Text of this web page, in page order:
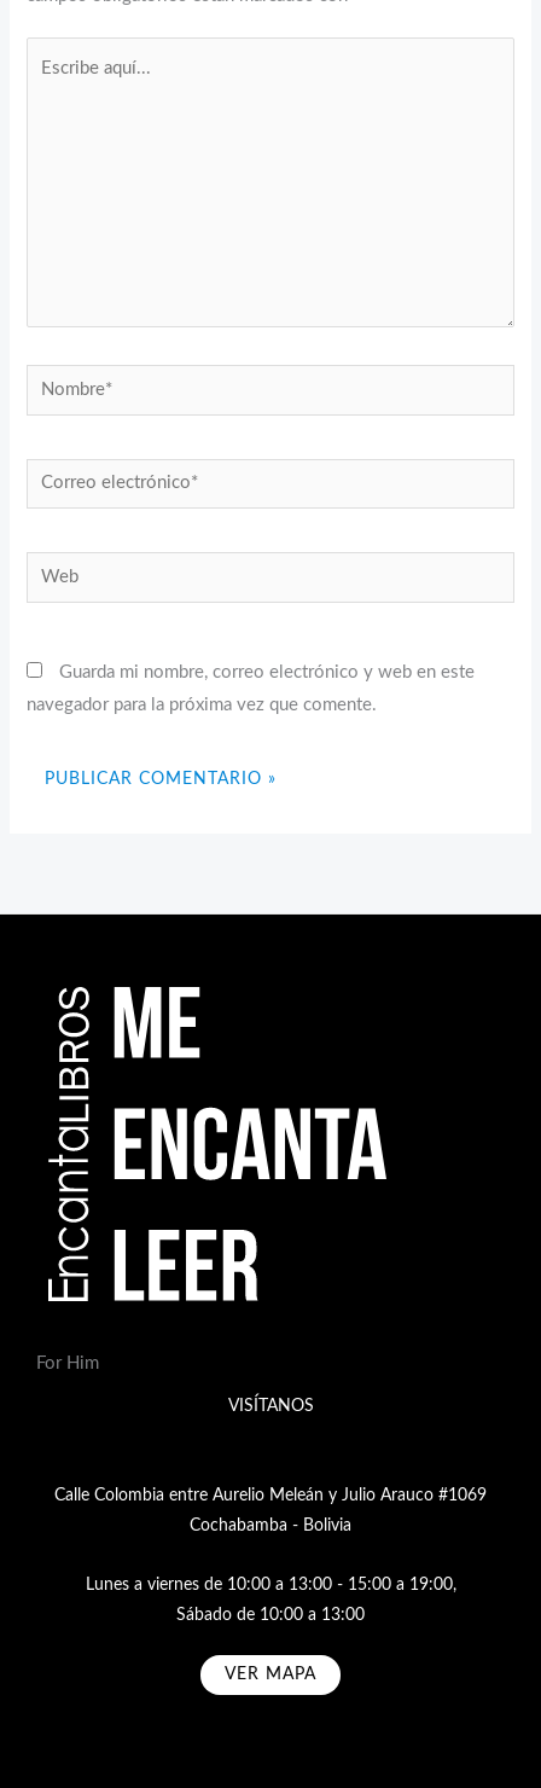
Nombre*
Correo
electrónico*
Web
Guarda mi nombre, correo electrónico y web en este
navegador para la próxima vez que comente.
For Him
VISÍTANOS
Calle Colombia entre Aurelio Meleán y Julio Arauco #1069
Cochabamba - Bolivia
Lunes a viernes de 10:00 a 13:00 - 15:00 a 19:00,
Sábado de 10:00 a 13:00
VER MAPA